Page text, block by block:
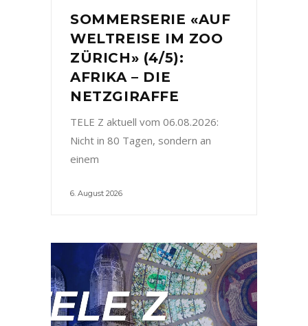
SOMMERSERIE «AUF
WELTREISE IM ZOO
ZÜRICH» (4/5):
AFRIKA – DIE
NETZGIRAFFE
TELE Z aktuell vom 06.08.2026:
Nicht in 80 Tagen, sondern an
einem
6. August 2026